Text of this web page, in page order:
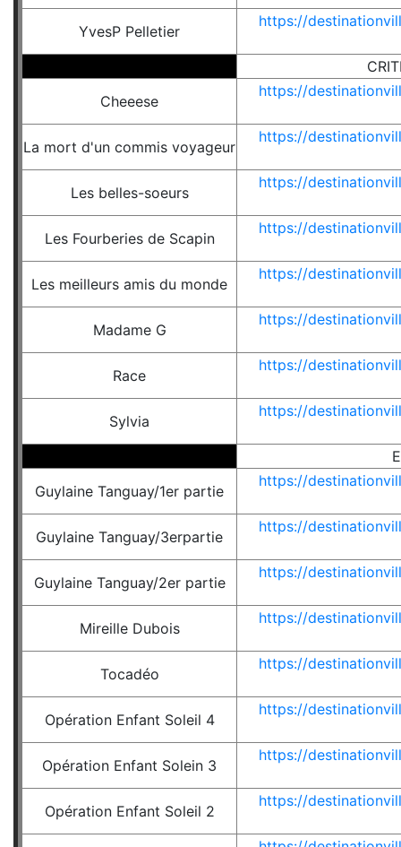
YvesP Pelletier
https://
Cheeese
https://
La mort d'un commis voyageur
https://
Les belles-soeurs
https://
Les Fourberies de Scapin
https://
Les meilleurs amis du monde
https://
Madame G
https://
Race
https://
Sylvia
https://
Guylaine Tanguay/1er partie
https://
Guylaine Tanguay/3erpartie
https://
Guylaine Tanguay/2er partie
https://
Mireille Dubois
https://
Tocadéo
https://
Opération Enfant Soleil 4
https://
Opération Enfant Solein 3
https://
Opération Enfant Soleil 2
https://